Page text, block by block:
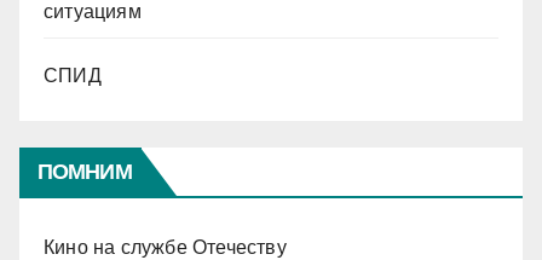
ситуациям
СПИД
ПОМНИМ
Кино на службе Отечеству